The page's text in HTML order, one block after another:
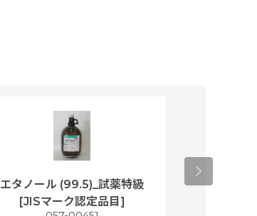
エタノール (99.5)_試薬特級
[JISマーク認定品目]
アセトニト